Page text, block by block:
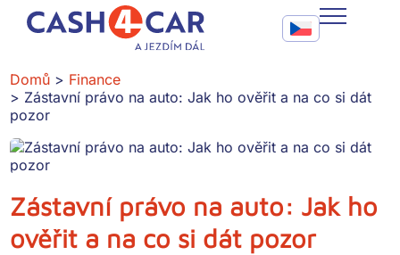
Zástavní právo na auto: Jak ho ověřit a na co si dát pozor
CASH4CAR
BLOG
SLUŽBY
KONTAKT
Call To Action
Domů
Finance
Zástavní právo na auto: Jak ho ověřit a na co si dát
pozor
Zástavní právo na auto: Jak ho
ověřit a na co si dát pozor